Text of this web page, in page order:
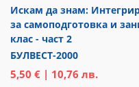
Искам да знам:
за самоподготовка и
клас - част 2
БУЛВЕСТ-2000
5,50 € | 10,76 лв.